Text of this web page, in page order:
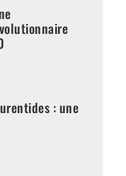
: une